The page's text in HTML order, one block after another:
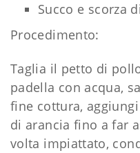
Succo e scorza
Procedimento:
Taglia il petto di
padella con acqua,
fine cottura,
di arancia fino a far
volta impiattato,